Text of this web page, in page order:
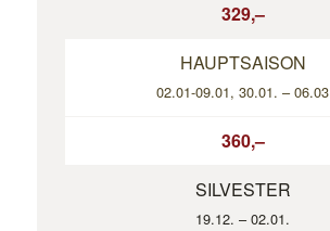
329,–
HAUPTSAISON
02.01-09.01, 30.01. – 06.03
360,–
SILVESTER
19.12. – 02.01.